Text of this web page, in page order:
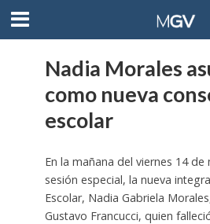
Nadia Morales
como nueva
escolar
En la mañana del viernes 14
sesión especial, la nueva
Escolar, Nadia Gabriela
Gustavo Francucci, quien